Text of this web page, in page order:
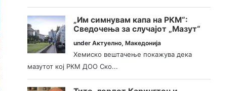
„Им симнувам капа на РКМ“:
Сведочења за случајот „Мазут“
underАктуелно,Македонија
Хемиско вештачење покажува дека
мазутот кој РКМ ДОО Ско...